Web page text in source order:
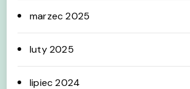
marzec 2025
luty 2025
lipiec 2024